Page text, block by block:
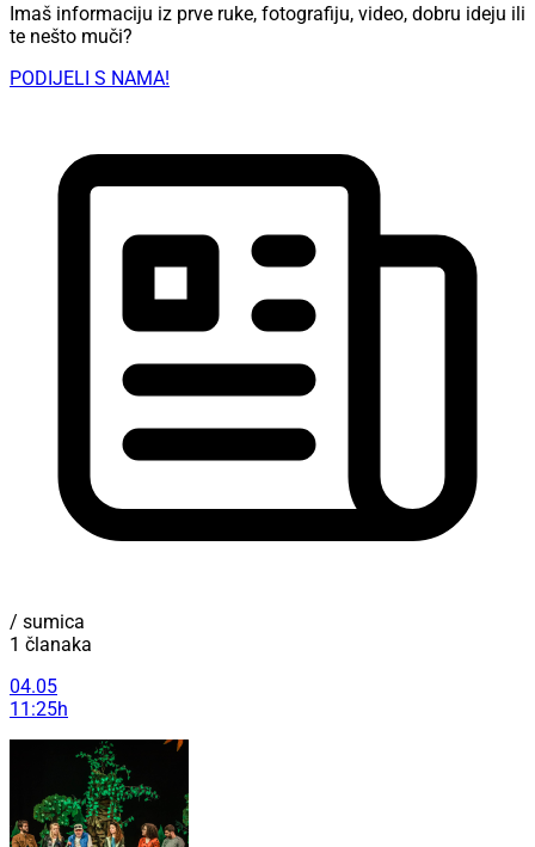
Imaš informaciju iz prve ruke, fotografiju, video, dobru ideju ili
te nešto muči?
PODIJELI S NAMA!
/ sumica
1 članaka
04.05
11:25h